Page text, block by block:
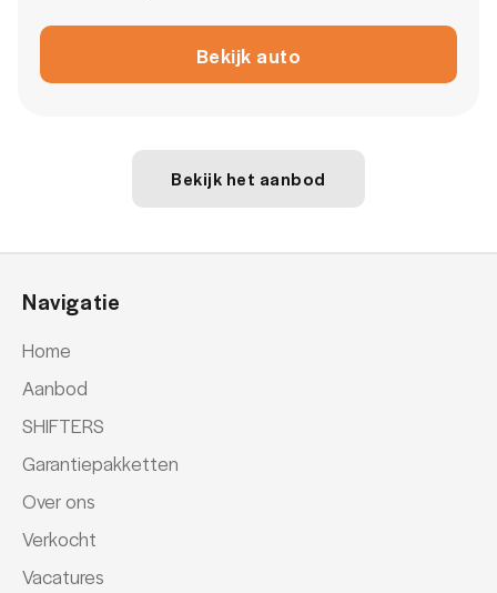
Bekijk auto
Bekijk het aanbod
Navigatie
Home
Aanbod
SHIFTERS
Garantiepakketten
Over ons
Verkocht
Vacatures